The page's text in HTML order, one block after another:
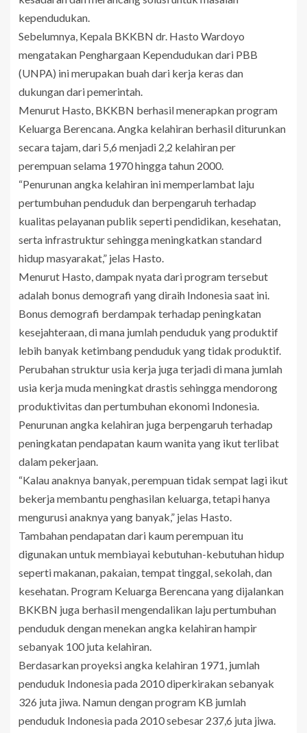
kependudukan.
Sebelumnya, Kepala BKKBN dr. Hasto Wardoyo
mengatakan Penghargaan Kependudukan dari PBB
(UNPA) ini merupakan buah dari kerja keras dan
dukungan dari pemerintah.
Menurut Hasto, BKKBN berhasil menerapkan program
Keluarga Berencana. Angka kelahiran berhasil diturunkan
secara tajam, dari 5,6 menjadi 2,2 kelahiran per
perempuan selama 1970 hingga tahun 2000.
“Penurunan angka kelahiran ini memperlambat laju
pertumbuhan penduduk dan berpengaruh terhadap
kualitas pelayanan publik seperti pendidikan, kesehatan,
serta infrastruktur sehingga meningkatkan standard
hidup masyarakat,” jelas Hasto.
Menurut Hasto, dampak nyata dari program tersebut
adalah bonus demografi yang diraih Indonesia saat ini.
Bonus demografi berdampak terhadap peningkatan
kesejahteraan, di mana jumlah penduduk yang produktif
lebih banyak ketimbang penduduk yang tidak produktif.
Perubahan struktur usia kerja juga terjadi di mana jumlah
usia kerja muda meningkat drastis sehingga mendorong
produktivitas dan pertumbuhan ekonomi Indonesia.
Penurunan angka kelahiran juga berpengaruh terhadap
peningkatan pendapatan kaum wanita yang ikut terlibat
dalam pekerjaan.
“Kalau anaknya banyak, perempuan tidak sempat lagi ikut
bekerja membantu penghasilan keluarga, tetapi hanya
mengurusi anaknya yang banyak,” jelas Hasto.
Tambahan pendapatan dari kaum perempuan itu
digunakan untuk membiayai kebutuhan-kebutuhan hidup
seperti makanan, pakaian, tempat tinggal, sekolah, dan
kesehatan. Program Keluarga Berencana yang dijalankan
BKKBN juga berhasil mengendalikan laju pertumbuhan
penduduk dengan menekan angka kelahiran hampir
sebanyak 100 juta kelahiran.
Berdasarkan proyeksi angka kelahiran 1971, jumlah
penduduk Indonesia pada 2010 diperkirakan sebanyak
326 juta jiwa. Namun dengan program KB jumlah
penduduk Indonesia pada 2010 sebesar 237,6 juta jiwa.